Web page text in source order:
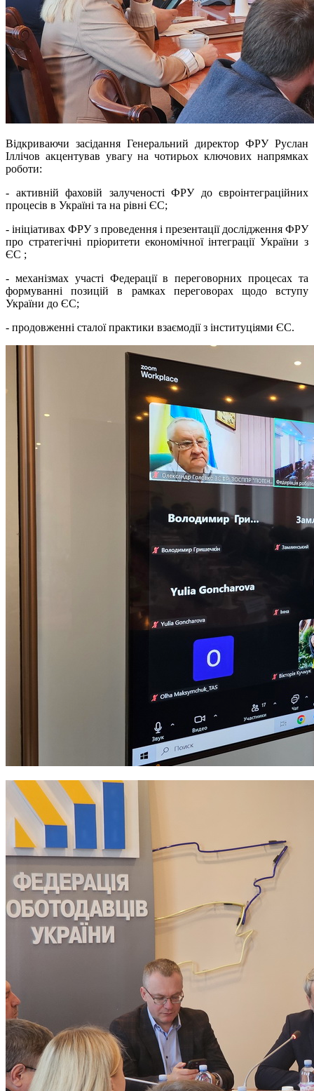
Відкриваючи засідання Генеральний директор ФРУ Руслан
Іллічов акцентував увагу на чотирьох ключових напрямках
роботи:
- активній фаховій залученості ФРУ до євроінтеграційних
процесів в Україні та на рівні ЄС;
- ініціативах ФРУ з проведення і презентації дослідження ФРУ
про стратегічні пріоритети економічної інтеграції України з
ЄС ;
- механізмах участі Федерації в переговорних процесах та
формуванні позицій в рамках переговорах щодо вступу
України до ЄС;
- продовженні сталої практики взаємодії з інституціями ЄС.